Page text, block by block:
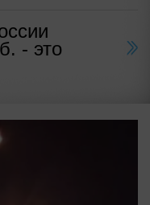
- это